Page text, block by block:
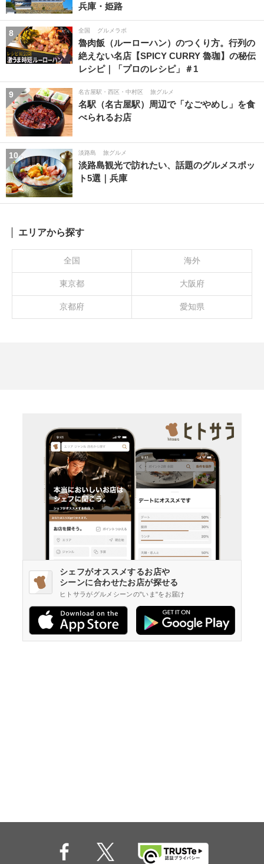
兵庫・姫路
8 全国 グルメラボ
魯肉飯（ルーローハン）のつくり方。行列の
絶えない名店【SPICY CURRY 魯珈】の秘伝
レシピ｜「プロのレシピ」＃1
9 名古屋駅・西区・中村区 旅グルメ
名駅（名古屋駅）周辺で「なごやめし」を食
べられるお店
10 淡路島 旅グルメ
淡路島観光で訪れたい、話題のグルメスポッ
ト5選｜兵庫
エリアから探す
全国 海外
東京都 大阪府
京都府 愛知県
シェフがオススメするお店や
シーンに合わせたお店が探せる
ヒトサラがグルメシーンの"いま"をお届け